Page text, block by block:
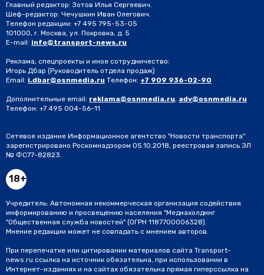
Главный редактор: Зотов Илья Сергеевич.
Шеф-редактор: Чечушкин Иван Олегович.
Телефон редакции: +7 495 795-53-05
101000, г. Москва, ул. Покровка, д. 5
E-mail: info@transport-news.ru
Реклама, спецпроекты и иное сотрудничество:
Игорь Дбар (Руководитель отдела продаж)
Email: i.dbar@osnmedia.ru Телефон: +7 909 936-02-90
Дополнительные email: reklama@osnmedia.ru, adv@osnmedia.ru
Телефон: +7 495 004-56-11
Сетевое издание Информационное агентство "Новости транспорта"
зарегистрировано Роскомнадзором 05.10.2018, реестровая запись ЭЛ
№ ФС77-82823.
18+
Учредитель: Автономная некоммерческая организация содействия
информированию и просвещению населения "Медиахолдинг
"Общественная служба новостей" (ОГРН 1187700006328).
Мнение редакции может не совпадать с мнением авторов.
При перепечатке или цитировании материалов сайта Transport-
news.ru ссылка на источник обязательна, при использовании в
Интернет-изданиях и на сайтах обязательна прямая гиперссылка на